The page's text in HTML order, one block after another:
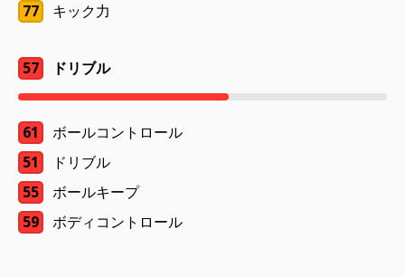
77
キック力
57 ドリブル
61
ボールコントロール
51
ドリブル
55
ボールキープ
59
ボディコントロール